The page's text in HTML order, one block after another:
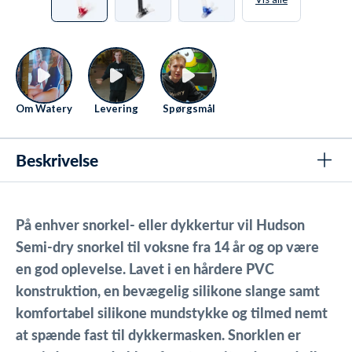
Om Watery Levering Spørgsmål
Beskrivelse
På enhver snorkel- eller dykkertur vil Hudson
Semi-dry snorkel til voksne fra 14 år og op være
en god oplevelse. Lavet i en hårdere PVC
konstruktion, en bevægelig silikone slange samt
komfortabel silikone mundstykke og tilmed nemt
at spænde fast til dykkermasken. Snorklen er